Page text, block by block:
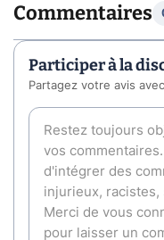
Commentaires
Participer à la
Partagez votre avis